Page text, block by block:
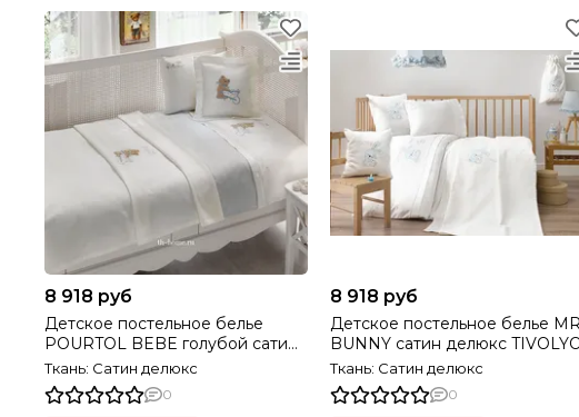
8 918 руб
Детское постельное белье
POURTOL BEBE голубой сатин
делюкс TIVOLYO HOME Турция
Ткань: Сатин делюкс
0
8 918 руб
Детское постельное белье MR
BUNNY сатин делюкс
HOME Турция
Ткань: Сатин делюкс
0